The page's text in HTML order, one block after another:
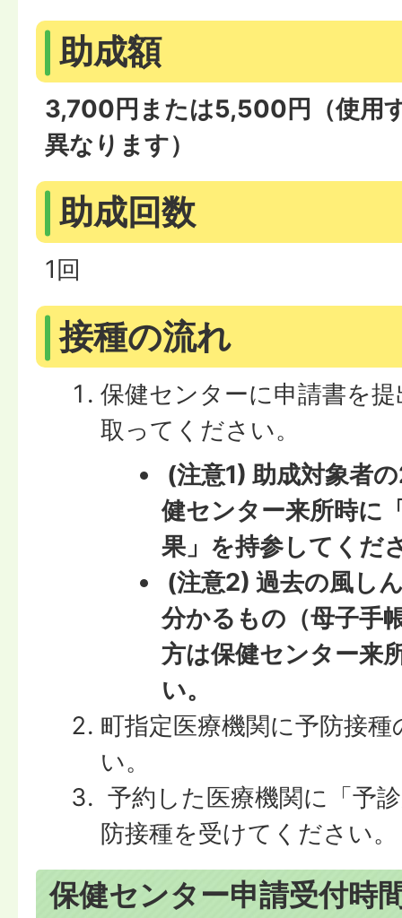
助成額
3,700円または5,500円（使用
異なります）
助成回数
1回
接種の流れ
保健センターに申請書を
取ってください。
(注意1) 助成対象者
健センター来所時に
果」を持参してくだ
(注意2) 過去の風し
分かるもの（母子手
方は保健センター来
い。
町指定医療機関に予防接
い。
予約した医療機関に「予
防接種を受けてください。
保健センター申請受付時